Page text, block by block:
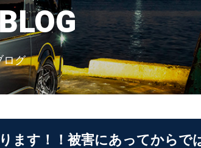
ログ
ます！！被害にあってからで